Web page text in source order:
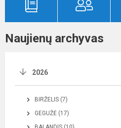
Naujienų archyvas
2026
BIRŽELIS (7)
GEGUŽĖ (17)